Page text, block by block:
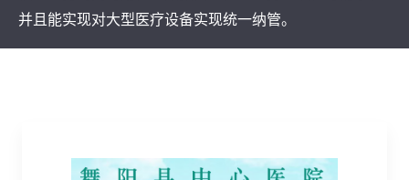
并且能实现对大型医疗设备实现统一纳管。